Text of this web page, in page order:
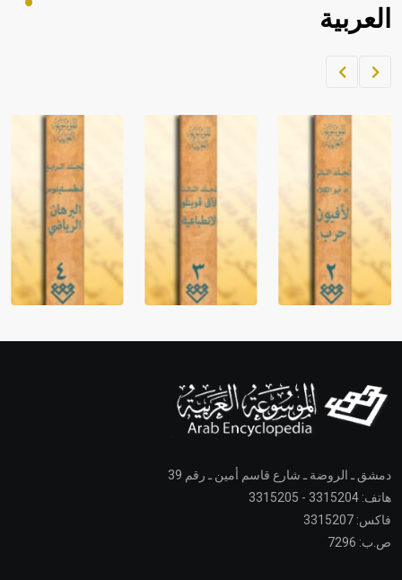
العربية
دمشق ـ الروضة ـ شارع قاسم أمين ـ رقم 39
هاتف: 3315204 - 3315205
فاكس: 3315207
ص.ب: 7296